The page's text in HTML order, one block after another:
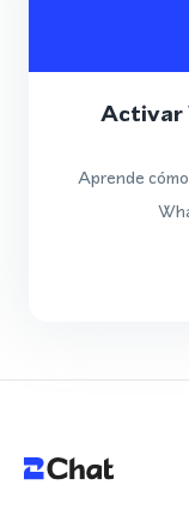
Activar
Aprende